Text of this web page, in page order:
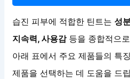
습진 피부에 적합한 틴트는성
지속력, 사용감등을 종합적으
아래 표에서 주요 제품들의 특
제품을 선택하는 데 도움을 드